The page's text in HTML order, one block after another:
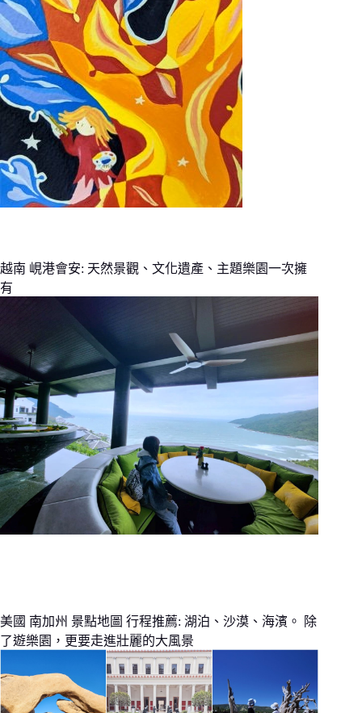
越南 峴港會安: 天然景觀、文化遺產、主題樂園一次擁
有
美國 南加州 景點地圖 行程推薦: 湖泊、沙漠、海濱。 除
了遊樂園，更要走進壯麗的大風景